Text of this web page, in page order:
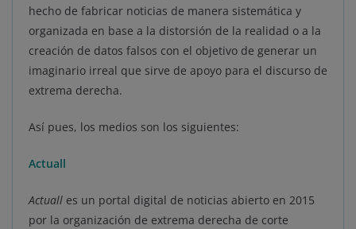
hecho de fabricar noticias de manera sistemática y
organizada en base a la distorsión de la realidad o a la
creación de datos falsos con el objetivo de generar un
imaginario irreal que sirve de apoyo para el discurso de
extrema derecha.
Así pues, los medios son los siguientes:
Actuall
Actuall es un portal digital de noticias abierto en 2015
por la organización de extrema derecha de corte